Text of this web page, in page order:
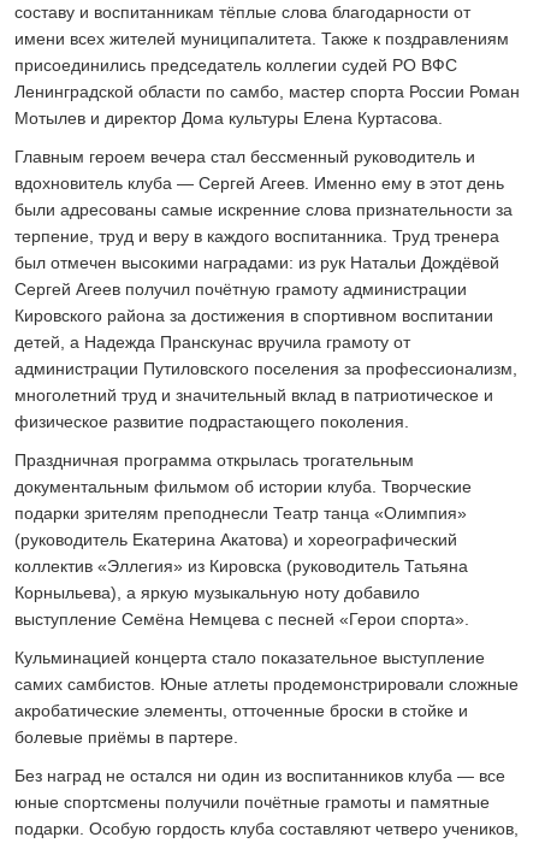
составу и воспитанникам тёплые слова благодарности от
имени всех жителей муниципалитета. Также к поздравлениям
присоединились председатель коллегии судей РО ВФС
Ленинградской области по самбо, мастер спорта России Роман
Мотылев и директор Дома культуры Елена Куртасова.
Главным героем вечера стал бессменный руководитель и
вдохновитель клуба — Сергей Агеев. Именно ему в этот день
были адресованы самые искренние слова признательности за
терпение, труд и веру в каждого воспитанника. Труд тренера
был отмечен высокими наградами: из рук Натальи Дождёвой
Сергей Агеев получил почётную грамоту администрации
Кировского района за достижения в спортивном воспитании
детей, а Надежда Пранскунас вручила грамоту от
администрации Путиловского поселения за профессионализм,
многолетний труд и значительный вклад в патриотическое и
физическое развитие подрастающего поколения.
Праздничная программа открылась трогательным
документальным фильмом об истории клуба. Творческие
подарки зрителям преподнесли Театр танца «Олимпия»
(руководитель Екатерина Акатова) и хореографический
коллектив «Эллегия» из Кировска (руководитель Татьяна
Корныльева), а яркую музыкальную ноту добавило
выступление Семёна Немцева с песней «Герои спорта».
Кульминацией концерта стало показательное выступление
самих самбистов. Юные атлеты продемонстрировали сложные
акробатические элементы, отточенные броски в стойке и
болевые приёмы в партере.
Без наград не остался ни один из воспитанников клуба — все
юные спортсмены получили почётные грамоты и памятные
подарки. Особую гордость клуба составляют четверо учеников,